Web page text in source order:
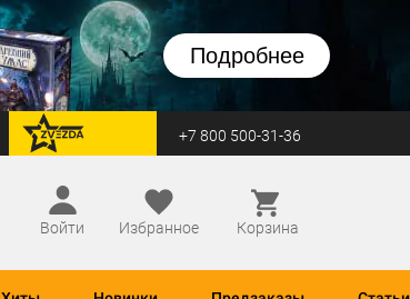
Подробнее
перейти на Zvezda +7 800 500-31-36
Войти
Избранное Корзина